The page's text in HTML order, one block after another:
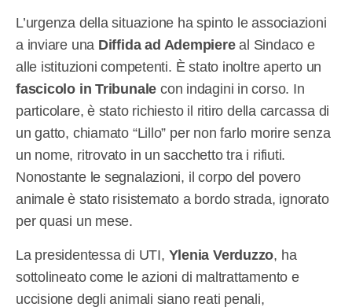
L’urgenza della situazione ha spinto le associazioni
a inviare una Diffida ad Adempiereal Sindaco e
alle istituzioni competenti. È stato inoltre aperto un
fascicolo in Tribunale con indagini in corso. In
particolare, è stato richiesto il ritiro della carcassa di
un gatto, chiamato “Lillo” per non farlo morire senza
un nome, ritrovato in un sacchetto tra i rifiuti.
Nonostante le segnalazioni, il corpo del povero
animale è stato risistemato a bordo strada, ignorato
per quasi un mese.
La presidentessa di UTI, Ylenia Verduzzo, ha
sottolineato come le azioni di maltrattamento e
uccisione degli animali siano reati penali,